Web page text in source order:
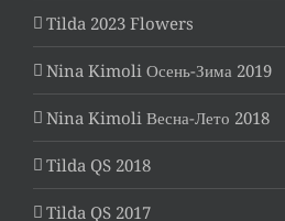
Tilda 2023 Flowers
Nina Kimoli Осень-Зима 2019
Nina Kimoli Весна-Лето 2018
Tilda QS 2018
Tilda QS 2017